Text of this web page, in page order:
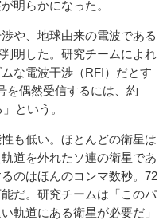
明らかになった。
や、地球由来の電波である
明した。研究チームによれ
な電波干渉（RFI）だとす
を偶然受信するには、約
という。
も低い。ほとんどの衛星は
道を外れたソ連の衛星であ
のはほんのコンマ数秒。72
だ。研究チームは「このパ
軌道にある衛星が必要だ」